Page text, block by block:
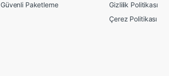
Güvenli Paketleme
Gizlilik Politikası
Çerez Politikası